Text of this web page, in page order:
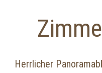
Herrlicher